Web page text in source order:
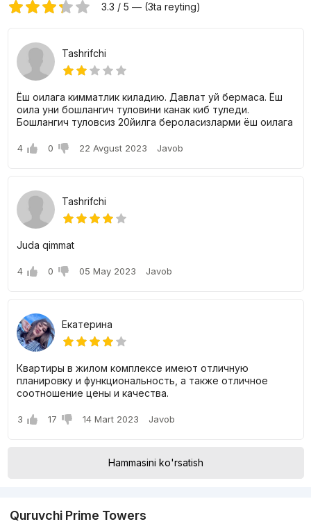
3.3 / 5 — (3ta reyting)
Tashrifchi
Ёш оилага кимматлик киладию. Давлат уй бермаса. Ёш
оила уни бошлангич туловини канак киб туледи.
Бошлангич туловсиз 20йилга бероласизларми ёш оилага
4 0 22 Avgust 2023 Javob
Tashrifchi
Juda qimmat
4 0 05 May 2023 Javob
Екатерина
Квартиры в жилом комплексе имеют отличную
планировку и функциональность, а также отличное
соотношение цены и качества.
3 17 14 Mart 2023 Javob
Hammasini ko'rsatish
Quruvchi Prime Towers